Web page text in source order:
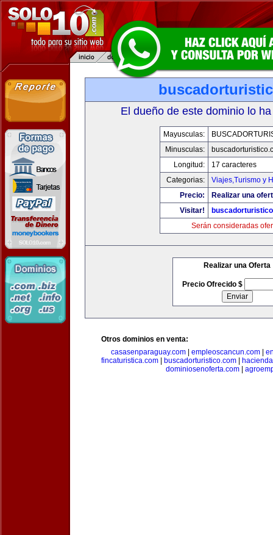
El dueño de este dominio lo
Mayusculas:
Minusculas:
Longitud:
17 caracteres
Categorias:
Viajes,Turismo y
Precio:
Realizar una
Visitar!
Serán consideradas
Realizar una Oferta
Precio Ofrecido $
Otros dominios en venta:
casasenparaguay.com| empleoscancun.com|
fincaturistica.com
buscadorturistico.com
dominiosenoferta.com|